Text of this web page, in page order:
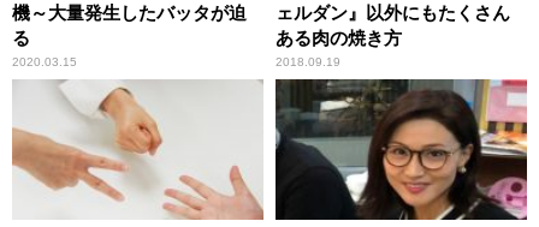
機～大量発生したバッタが迫
る
2020.03.15
ェルダン』以外にもたくさん
ある肉の焼き方
2018.09.19